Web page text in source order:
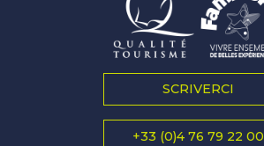
SCRIVERCI
+33 (0)4 76 79 22 00